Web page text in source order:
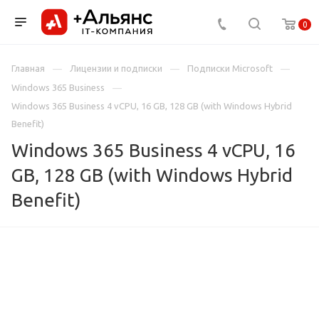
0
Главная Лицензии и подписки
Подписки Microsoft
Windows 365 Business
Windows 365 Business 4 vCPU, 16 GB, 128 GB (with Windows Hybrid
Benefit)
Windows 365 Business 4 vCPU, 16
GB, 128 GB (with Windows Hybrid
Benefit)